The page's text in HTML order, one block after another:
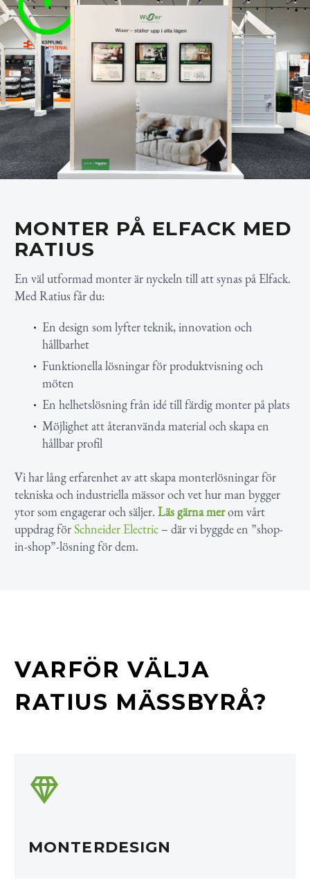
MONTER PÅ ELFACK MED
RATIUS
En väl utformad monter är nyckeln till att synas på Elfack.
Med Ratius får du:
En design som lyfter teknik, innovation och
hållbarhet
Funktionella lösningar för produktvisning och
möten
En helhetslösning från idé till färdig monter på plats
Möjlighet att återanvända material och skapa en
hållbar profil
Vi har lång erfarenhet av att skapa monterlösningar för
tekniska och industriella mässor och vet hur man bygger
ytor som engagerar och säljer. Läs gärna merom vårt
uppdrag förSchneider Electric – där vi byggde en ”shop-
in-shop”-lösning för dem.
VARFÖR VÄLJA
RATIUS MÄSSBYRÅ?


MONTERDESIGN